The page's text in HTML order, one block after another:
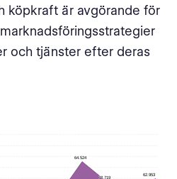
köpkraft är avgörande för
och tjänster efter deras